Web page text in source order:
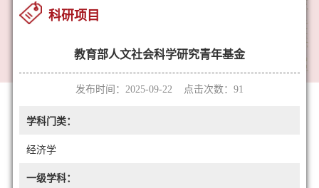
科研项目
教育部人文社会科学研究青年基金
发布时间：2025-09-22 点击次数： 91
学科门类：
经济学
一级学科：